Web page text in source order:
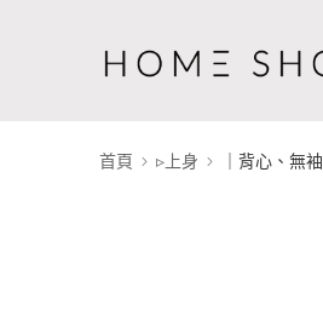
首頁 ▹上身 ｜背心、無袖